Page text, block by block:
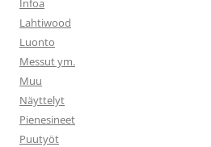
Infoa
Lahtiwood
Luonto
Messut ym.
Muu
Näyttelyt
Pienesineet
Puutyöt